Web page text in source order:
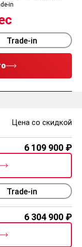
in
Trade-in
Цена со скидкой
6 109 900
Trade-in
6 304 900